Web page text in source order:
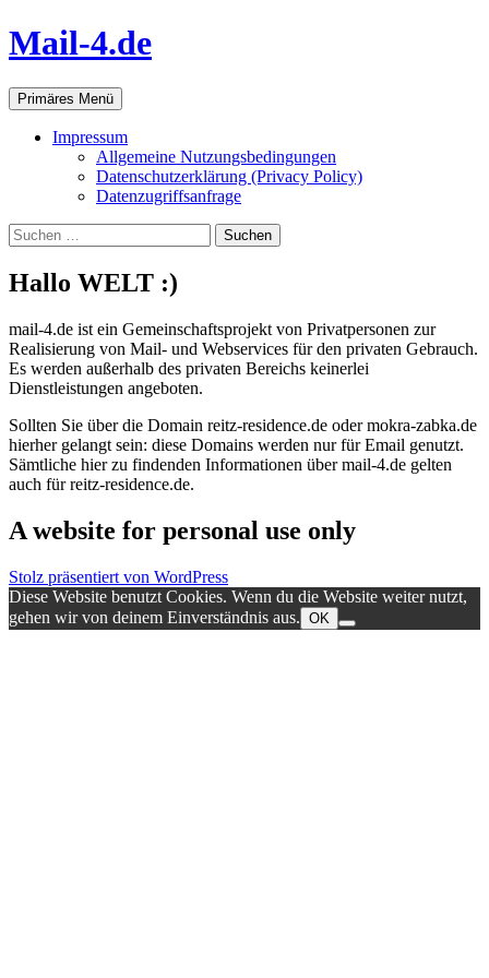
Zum
Inhalt
Mail-4.de
Suchen
Primäres Menü
Impressum
Allgemeine Nutzungsbedingungen
Datenschutzerklärung (Privacy Policy)
Datenzugriffsanfrage
Suchen
nach:
Hallo WELT :)
mail-4.de ist ein Gemeinschaftsprojekt von Privatpersonen zur
Realisierung von Mail- und Webservices für den privaten Gebrauch.
Es werden außerhalb des privaten Bereichs keinerlei
Dienstleistungen angeboten.
Sollten Sie über die Domain reitz-residence.de oder mokra-zabka.de
hierher gelangt sein: diese Domains werden nur für Email genutzt.
Sämtliche hier zu findenden Informationen über mail-4.de gelten
auch für reitz-residence.de.
A website for personal use only
Stolz präsentiert von WordPress
Diese Website benutzt Cookies. Wenn du die Website weiter nutzt,
gehen wir von deinem Einverständnis aus. OK